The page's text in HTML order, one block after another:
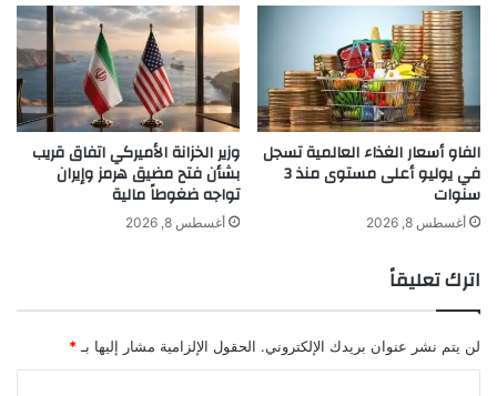
khabar3ajeldubai.com — أسعار النفط تسجل مكاسب
أسبوعية بعد هجوم هدد الإمدادات الروسية
أسبوعية أسعار النفط تسجل
مكاسب
ع
ف
ض
ا
ل
ف
ا
ة
ح
م
ئ
ا
ت
ا
ا
م
ل
الفاو أسعار الغذاء العالمية تسجل
في يوليو أعلى مستوى منذ 3
سنوات
أغسطس 8, 2026
وزير الخزانة الأميركي اتفاق قريب
بشأن فتح مضيق هرمز وإيران
تواجه ضغوطاً مالية
أغسطس 8, 2026
اترك تعليقاً
لن يتم نشر عنوان بريدك الإلكتروني. الحقول الإلزامية مشار إليها بـ *